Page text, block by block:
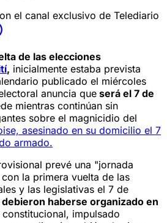
el canal exclusivo de Telediario
de las elecciones
, inicialmente estaba prevista
publicado el miércoles
anuncia que será el 7 de
mientras continúan sin
sobre el magnicidio del
asesinado en su domicilio el 7
armado.
prevé una "jornada
la primera vuelta de las
y las legislativas el 7 de
debieron haberse organizado en
impulsado